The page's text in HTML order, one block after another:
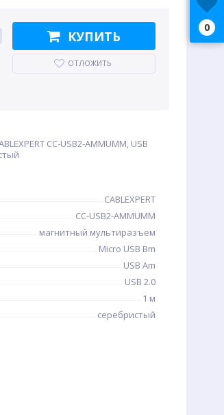
КУПИТЬ
ОТЛОЖИТЬ
CC-USB2-AMMUMM, USB
CABLEXPERT
CC-USB2-AMMUMM
магнитный мультиразъем
Micro USB Bm
USB Am
USB 2.0
1 м
серебристый
0